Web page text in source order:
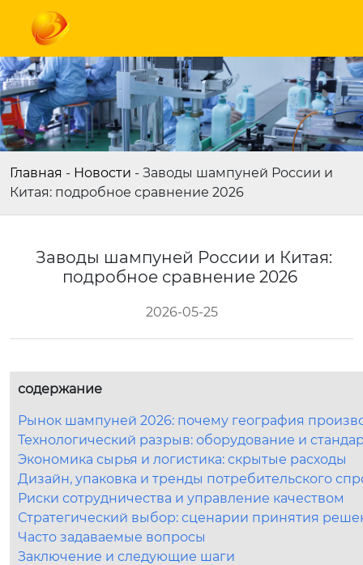
Главная - Новости - Заводы шампуней России и
Китая: подробное сравнение 2026
Заводы шампуней России и Китая:
подробное сравнение 2026
2026-05-25
содержание
Рынок шампуней 2026: почему география
Технологический разрыв: оборудование и
Экономика сырья и логистика: скрытые расходы
Дизайн, упаковка и тренды потребительского
Риски сотрудничества и управление качеством
Стратегический выбор: сценарии принятия
Часто задаваемые вопросы
Заключение и следующие шаги